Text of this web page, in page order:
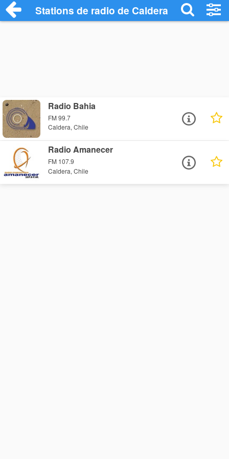
Stations de radio de Caldera
Radio Bahia
FM 99.7
Caldera, Chile
Radio Amanecer
FM 107.9
Caldera, Chile